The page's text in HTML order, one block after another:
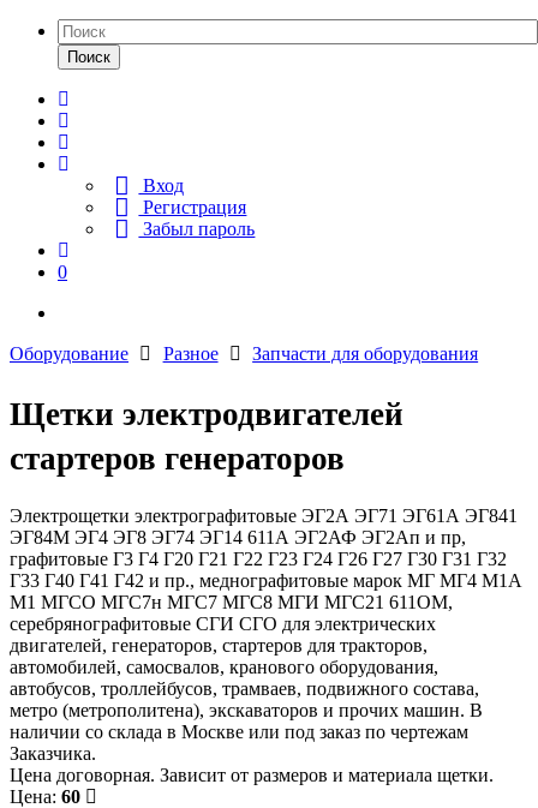
Поиск
Вход
Регистрация
Забыл пароль
0
Оборудование Разное Запчасти для оборудования
Щетки электродвигателей
стартеров генераторов
Электрощетки электрографитовые ЭГ2А ЭГ71 ЭГ61А ЭГ841
ЭГ84М ЭГ4 ЭГ8 ЭГ74 ЭГ14 611А ЭГ2АФ ЭГ2Ап и пр,
графитовые Г3 Г4 Г20 Г21 Г22 Г23 Г24 Г26 Г27 Г30 Г31 Г32
Г33 Г40 Г41 Г42 и пр., меднографитовые марок МГ МГ4 М1А
М1 МГСО МГС7н МГС7 МГС8 МГИ МГС21 611ОМ,
серебрянографитовые СГИ СГО для электрических
двигателей, генераторов, стартеров для тракторов,
автомобилей, самосвалов, кранового оборудования,
автобусов, троллейбусов, трамваев, подвижного состава,
метро (метрополитена), экскаваторов и прочих машин. В
наличии со склада в Москве или под заказ по чертежам
Заказчика.
Цена договорная. Зависит от размеров и материала щетки.
Цена: 60